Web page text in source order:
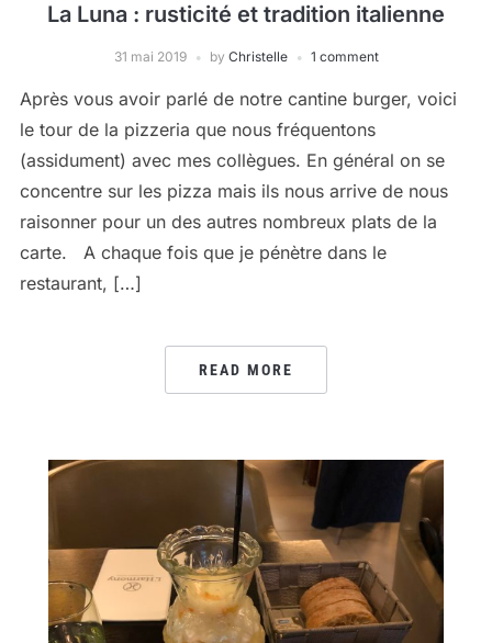
La Luna : rusticité et tradition italienne
31 mai 2019 by Christelle 1 comment
Après vous avoir parlé de notre cantine burger, voici
le tour de la pizzeria que nous fréquentons
(assidument) avec mes collègues. En général on se
concentre sur les pizza mais ils nous arrive de nous
raisonner pour un des autres nombreux plats de la
carte. A chaque fois que je pénètre dans le
restaurant, […]
READ MORE